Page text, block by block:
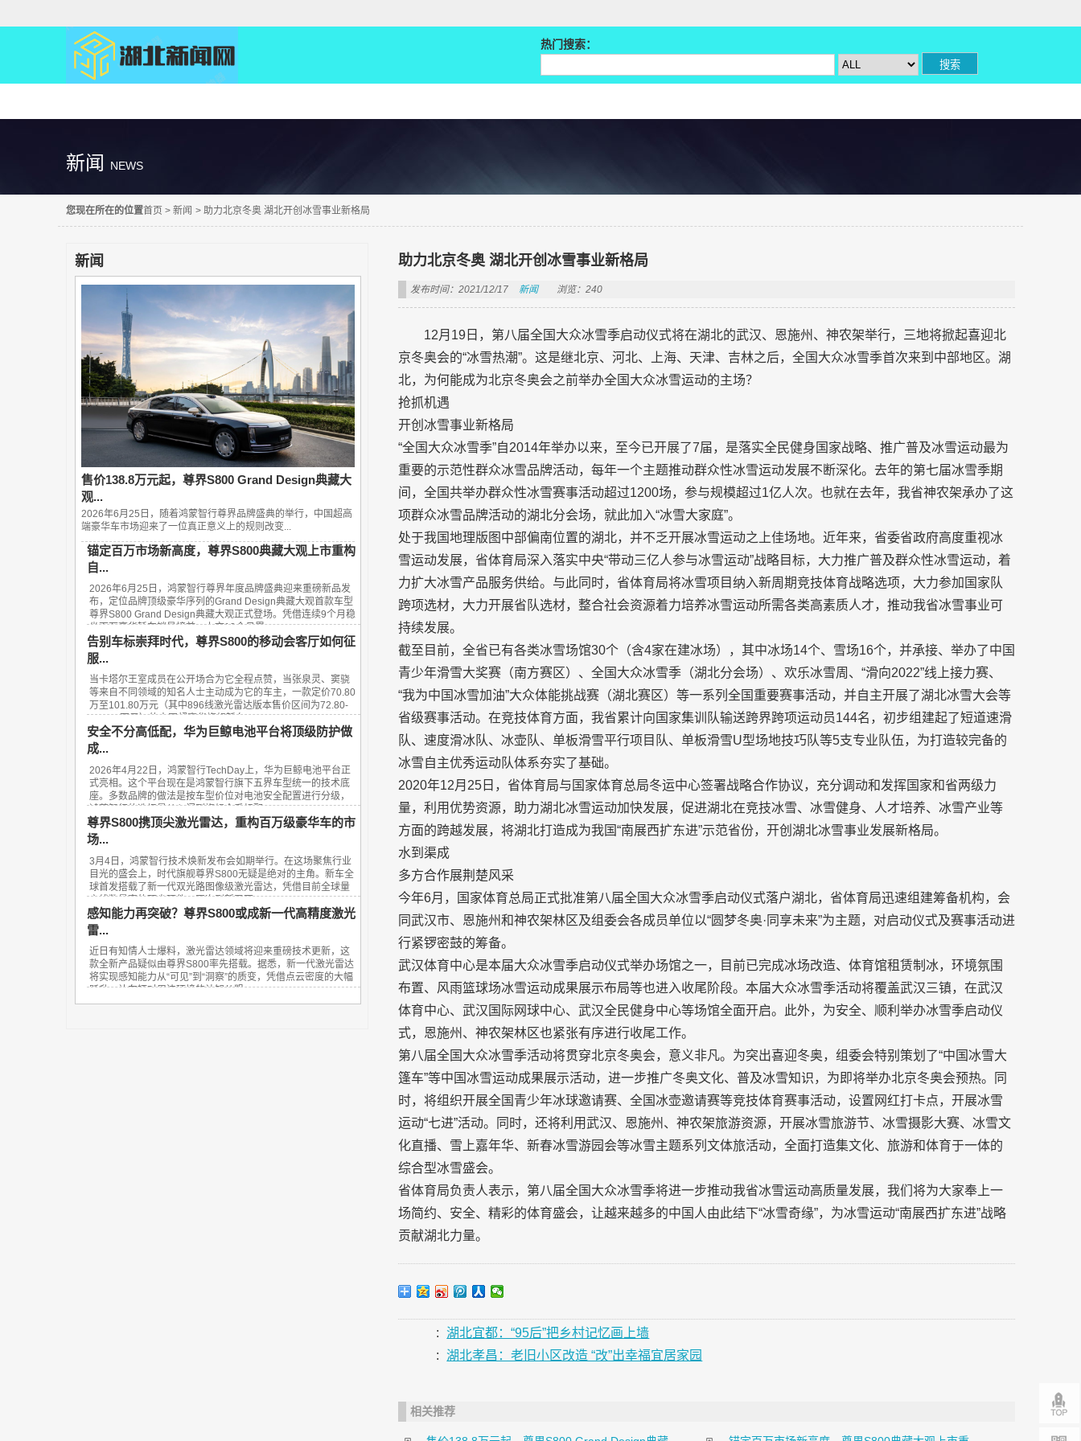
热门搜索：
新闻 NEWS
您现在所在的位置首页 > 新闻 > 助力北京冬奥 湖北开创冰雪事业新格局
新闻
售价138.8万元起，尊界S800 Grand Design典藏大
观...
2026年6月25日，随着鸿蒙智行尊界品牌盛典的举行，中国超高
端豪华车市场迎来了一位真正意义上的规则改变...
锚定百万市场新高度，尊界S800典藏大观上市重构
自...
2026年6月25日，鸿蒙智行尊界年度品牌盛典迎来重磅新品发
布，定位品牌顶级豪华序列的Grand Design典藏大观首款车型
尊界S800 Grand Design典藏大观正式登场。凭借连续9个月稳
坐百万豪华轿车销量榜首、上市13个月累...
告别车标崇拜时代，尊界S800的移动会客厅如何征
服...
当卡塔尔王室成员在公开场合为它全程点赞，当张泉灵、窦骁
等来自不同领域的知名人士主动成为它的车主，一款定价70.80
万至101.80万元（其中896线激光雷达版本售价区间为72.80-
101.80万元）的中国超豪华旗舰轿车——...
安全不分高低配，华为巨鲸电池平台将顶级防护做
成...
2026年4月22日，鸿蒙智行TechDay上，华为巨鲸电池平台正
式亮相。这个平台现在是鸿蒙智行旗下五界车型统一的技术底
座。多数品牌的做法是按车型价位对电池安全配置进行分级，
鸿蒙智行的选择是从入门到旗舰全系标配...
尊界S800携顶尖激光雷达，重构百万级豪华车的市
场...
3月4日，鸿蒙智行技术焕新发布会如期举行。在这场聚焦行业
目光的盛会上，时代旗舰尊界S800无疑是绝对的主角。新车全
球首发搭载了新一代双光路图像级激光雷达，凭借目前全球量
产线数最高的顶尖硬件，再次刷新了百...
感知能力再突破？尊界S800或成新一代高精度激光
雷...
近日有知情人士爆料，激光雷达领域将迎来重磅技术更新，这
款全新产品疑似由尊界S800率先搭载。据悉，新一代激光雷达
将实现感知能力从“可见”到“洞察”的质变，凭借点云密度的大幅
跃升，让车辆对周边环境的认知从粗...
助力北京冬奥 湖北开创冰雪事业新格局
发布时间：2021/12/17 新闻 浏览：240
12月19日，第八届全国大众冰雪季启动仪式将在湖北的武汉、恩施州、神农架举行，三地将掀起喜迎北
京冬奥会的“冰雪热潮”。这是继北京、河北、上海、天津、吉林之后，全国大众冰雪季首次来到中部地区。湖
北，为何能成为北京冬奥会之前举办全国大众冰雪运动的主场？
抢抓机遇
开创冰雪事业新格局
“全国大众冰雪季”自2014年举办以来，至今已开展了7届，是落实全民健身国家战略、推广普及冰雪运动最为
重要的示范性群众冰雪品牌活动，每年一个主题推动群众性冰雪运动发展不断深化。去年的第七届冰雪季期
间，全国共举办群众性冰雪赛事活动超过1200场，参与规模超过1亿人次。也就在去年，我省神农架承办了这
项群众冰雪品牌活动的湖北分会场，就此加入“冰雪大家庭”。
处于我国地理版图中部偏南位置的湖北，并不乏开展冰雪运动之上佳场地。近年来，省委省政府高度重视冰
雪运动发展，省体育局深入落实中央“带动三亿人参与冰雪运动”战略目标，大力推广普及群众性冰雪运动，着
力扩大冰雪产品服务供给。与此同时，省体育局将冰雪项目纳入新周期竞技体育战略选项，大力参加国家队
跨项选材，大力开展省队选材，整合社会资源着力培养冰雪运动所需各类高素质人才，推动我省冰雪事业可
持续发展。
截至目前，全省已有各类冰雪场馆30个（含4家在建冰场），其中冰场14个、雪场16个，并承接、举办了中国
青少年滑雪大奖赛（南方赛区）、全国大众冰雪季（湖北分会场）、欢乐冰雪周、“滑向2022”线上接力赛、
“我为中国冰雪加油”大众体能挑战赛（湖北赛区）等一系列全国重要赛事活动，并自主开展了湖北冰雪大会等
省级赛事活动。在竞技体育方面，我省累计向国家集训队输送跨界跨项运动员144名，初步组建起了短道速滑
队、速度滑冰队、冰壶队、单板滑雪平行项目队、单板滑雪U型场地技巧队等5支专业队伍，为打造较完备的
冰雪自主优秀运动队体系夯实了基础。
2020年12月25日，省体育局与国家体育总局冬运中心签署战略合作协议，充分调动和发挥国家和省两级力
量，利用优势资源，助力湖北冰雪运动加快发展，促进湖北在竞技冰雪、冰雪健身、人才培养、冰雪产业等
方面的跨越发展，将湖北打造成为我国“南展西扩东进”示范省份，开创湖北冰雪事业发展新格局。
水到渠成
多方合作展荆楚风采
今年6月，国家体育总局正式批准第八届全国大众冰雪季启动仪式落户湖北，省体育局迅速组建筹备机构，会
同武汉市、恩施州和神农架林区及组委会各成员单位以“圆梦冬奥·同享未来”为主题，对启动仪式及赛事活动进
行紧锣密鼓的筹备。
武汉体育中心是本届大众冰雪季启动仪式举办场馆之一，目前已完成冰场改造、体育馆租赁制冰，环境氛围
布置、风雨篮球场冰雪运动成果展示布局等也进入收尾阶段。本届大众冰雪季活动将覆盖武汉三镇，在武汉
体育中心、武汉国际网球中心、武汉全民健身中心等场馆全面开启。此外，为安全、顺利举办冰雪季启动仪
式，恩施州、神农架林区也紧张有序进行收尾工作。
第八届全国大众冰雪季活动将贯穿北京冬奥会，意义非凡。为突出喜迎冬奥，组委会特别策划了“中国冰雪大
篷车”等中国冰雪运动成果展示活动，进一步推广冬奥文化、普及冰雪知识，为即将举办北京冬奥会预热。同
时，将组织开展全国青少年冰球邀请赛、全国冰壶邀请赛等竞技体育赛事活动，设置网红打卡点，开展冰雪
运动“七进”活动。同时，还将利用武汉、恩施州、神农架旅游资源，开展冰雪旅游节、冰雪摄影大赛、冰雪文
化直播、雪上嘉年华、新春冰雪游园会等冰雪主题系列文体旅活动，全面打造集文化、旅游和体育于一体的
综合型冰雪盛会。
省体育局负责人表示，第八届全国大众冰雪季将进一步推动我省冰雪运动高质量发展，我们将为大家奉上一
场简约、安全、精彩的体育盛会，让越来越多的中国人由此结下“冰雪奇缘”，为冰雪运动“南展西扩东进”战略
贡献湖北力量。
:
湖北宜都：“95后”把乡村记忆画上墙
:
湖北孝昌：老旧小区改造 “改”出幸福宜居家园
相关推荐